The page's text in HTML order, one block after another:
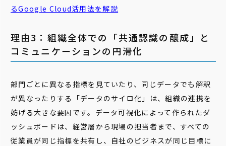
るGoogle Cloud活用法を解説
理由3：組織全体での「共通認識の醸成」と
コミュニケーションの円滑化
部門ごとに異なる指標を見ていたり、同じデータでも解釈
が異なったりする「データのサイロ化」は、組織の連携を
妨げる大きな要因です。データ可視化によって作られたダ
ッシュボードは、経営層から現場の担当者まで、すべての
従業員が同じ指標を共有し、自社のビジネスが同じ目標に